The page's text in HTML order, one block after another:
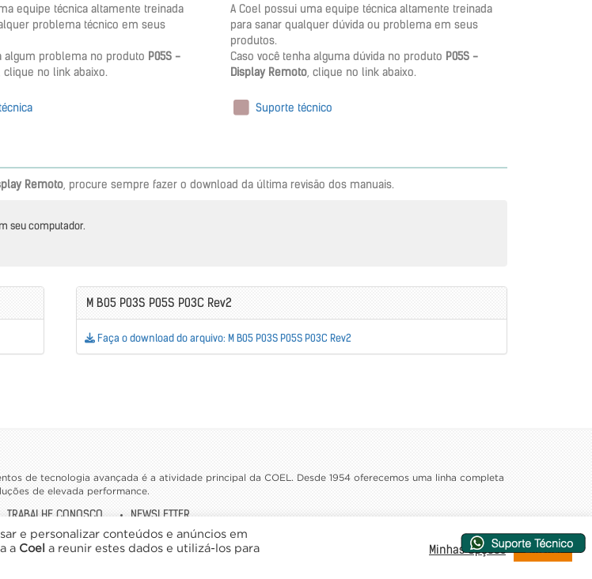
equipe técnica altamente treinada
problema técnico em seus
algum problema no produto P05S -
, clique no link abaixo.
A Coel possui uma equipe técnica altamente treinada
para sanar qualquer dúvida ou problema em seus
produtos.
Caso você tenha alguma dúvida no produto P05S -
Display Remoto, clique no link abaixo.
Suporte técnico
Remoto, procure sempre fazer o download da última revisão dos manuais.
seu computador.
M B05 P03S P05S P03C Rev2
Faça o download do arquivo: M B05 P03S P05S P03C Rev2
de tecnologia avançada é a atividade principal da COEL. Desde 1954 oferecemos uma linha completa
de elevada performance.
TRABALHE CONOSCO NEWSLETTER
e personalizar conteúdos e anúncios em
a Coel
a reunir estes dados e utilizá-los para
Minhas Opções Entendi